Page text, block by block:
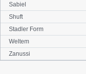
Sabiel
Shuft
Stadler Form
Weltem
Zanussi